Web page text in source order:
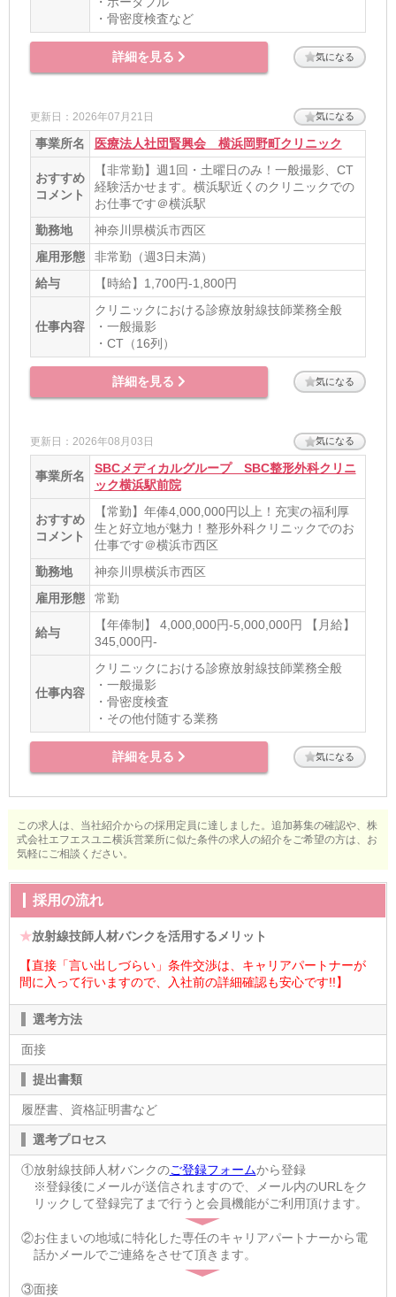
・骨密度検査など
詳細を見る 気になる
更新日：2026年07月21日 気になる
事業所名 医療法人社団賢興会 横浜岡野町クリニック
おすすめ
コメント
【非常勤】週1回・土曜日のみ！一般撮影、CT
経験活かせます。横浜駅近くのクリニックでの
お仕事です＠横浜駅
勤務地
神奈川県横浜市西区
雇用形態
非常勤（週3日未満）
給与
【時給】1,700円-1,800円
仕事内容
クリニックにおける診療放射線技師業務全般
・一般撮影
・CT（16列）
詳細を見る 気になる
更新日：2026年08月03日 気になる
事業所名
SBCメディカルグループ SBC整形外科クリニ
ック横浜駅前院
おすすめ
コメント
【常勤】年俸4,000,000円以上！充実の福利厚
生と好立地が魅力！整形外科クリニックでのお
仕事です＠横浜市西区
勤務地
神奈川県横浜市西区
雇用形態
常勤
給与
【年俸制】 4,000,000円-5,000,000円 【月給】
345,000円-
仕事内容
クリニックにおける診療放射線技師業務全般
・一般撮影
・骨密度検査
・その他付随する業務
詳細を見る 気になる
この求人は、当社紹介からの採用定員に達しました。追加募集の確認や、株
式会社エフエスユニ横浜営業所に似た条件の求人の紹介をご希望の方は、お
気軽にご相談ください。
採用の流れ
★放射線技師人材バンクを活用するメリット
【直接「言い出しづらい」条件交渉は、キャリアパートナーが
間に入って行いますので、入社前の詳細確認も安心です!!】
選考方法
面接
提出書類
履歴書、資格証明書など
選考プロセス
①放射線技師人材バンクのご登録フォームから登録
※登録後にメールが送信されますので、メール内のURLをク
リックして登録完了まで行うと会員機能がご利用頂けます。
②お住まいの地域に特化した専任のキャリアパートナーから電
話かメールでご連絡をさせて頂きます。
③面接